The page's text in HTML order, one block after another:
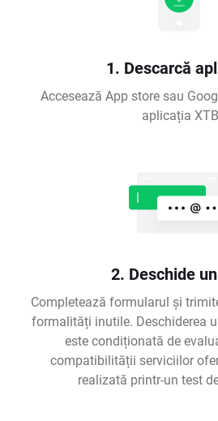
1. Descarcă
Accesează App store sau
aplicația
2. Deschide
Completează formularul și
formalități inutile. Deschiderea
este condiționată de
compatibilității serviciilor
realizată printr-un test